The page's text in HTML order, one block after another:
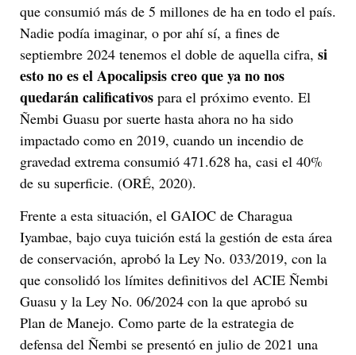
que consumió más de 5 millones de ha en todo el país.
Nadie podía imaginar, o por ahí sí, a fines de
septiembre 2024 tenemos el doble de aquella cifra, si
esto no es el Apocalipsis creo que ya no nos
quedarán calificativos para el próximo evento. El
Ñembi Guasu por suerte hasta ahora no ha sido
impactado como en 2019, cuando un incendio de
gravedad extrema consumió 471.628 ha, casi el 40%
de su superficie. (ORÉ, 2020).
Frente a esta situación, el GAIOC de Charagua
Iyambae, bajo cuya tuición está la gestión de esta área
de conservación, aprobó la Ley No. 033/2019, con la
que consolidó los límites definitivos del ACIE Ñembi
Guasu y la Ley No. 06/2024 con la que aprobó su
Plan de Manejo. Como parte de la estrategia de
defensa del Ñembi se presentó en julio de 2021 una